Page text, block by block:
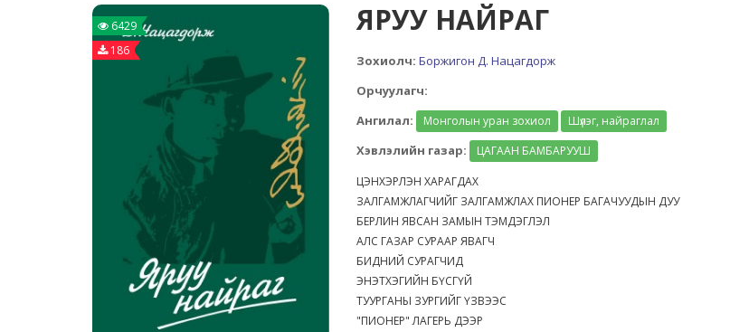
6429
186
ЯРУУ НАЙРАГ
Зохиолч: Боржигон Д. Нацагдорж
Орчуулагч:
Ангилал:
Монголын уран зохиол Шүлэг, найраглал
Хэвлэлийн газар:
ЦАГААН БАМБАРУУШ
ЦЭНХЭРЛЭН ХАРАГДАХ
ЗАЛГАМЖЛАГЧИЙГ ЗАЛГАМЖЛАХ ПИОНЕР БАГАЧУУДЫН ДУУ
БЕРЛИН ЯВСАН ЗАМЫН ТЭМДЭГЛЭЛ
АЛС ГАЗАР СУРААР ЯВАГЧ
БИДНИЙ СУРАГЧИД
ЭНЭТХЭГИЙН БҮСГҮЙ
ТУУРГАНЫ ЗУРГИЙГ ҮЗВЭЭС
"ПИОНЕР" ЛАГЕРЬ ДЭЭР